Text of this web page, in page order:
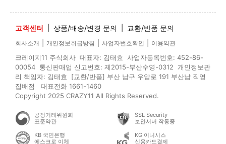
고객센터 상품/배송/변경 문의 교환/반품 문의
회사소개 개인정보취급방침 사업자번호확인 이용약관
크레이지11 주식회사 대표자: 김태효 사업자등록번호: 452-86-
00054 통신판매업 신고번호: 제2015-부산수영-0312 개인정보관
리 책임자: 김태효 [교환/반품] 부산 남구 우암로 191 부산남 직영
집배점 대표전화 1661-1460
Copyright 2025 CRAZY11 All Rights Reserved.
공정거래위원회
표준약관
SSL Security
보안서버 작동중
KB 국민은행
에스크로 이체
KG 이니시스
신용카드결제